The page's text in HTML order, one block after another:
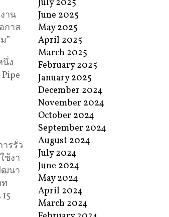
าน
กาส
”
นึ่ง
รรั่ว
ช้งา
ฒนา
July 2025
June 2025
May 2025
April 2025
March 2025
February 2025
January 2025
December 2024
November 2024
October 2024
September 2024
August 2024
July 2024
June 2024
May 2024
April 2024
March 2024